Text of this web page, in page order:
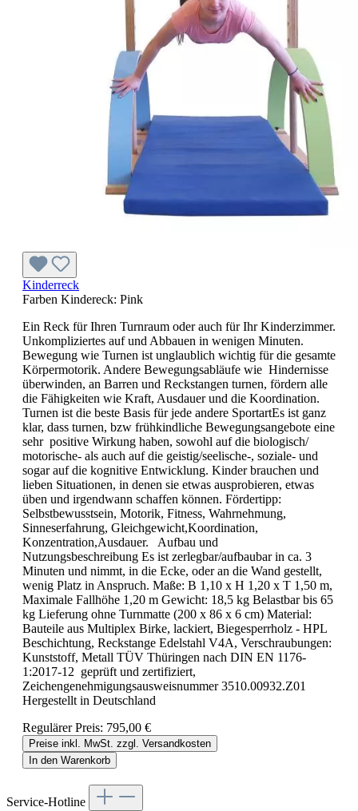
Kinderreck
Farben Kindereck: Pink
Ein Reck für Ihren Turnraum oder auch für Ihr Kinderzimmer.
Unkompliziertes auf und Abbauen in wenigen Minuten.
Bewegung wie Turnen ist unglaublich wichtig für die gesamte
Körpermotorik. Andere Bewegungsabläufe wie Hindernisse
überwinden, an Barren und Reckstangen turnen, fördern alle
die Fähigkeiten wie Kraft, Ausdauer und die Koordination.
Turnen ist die beste Basis für jede andere SportartEs ist ganz
klar, dass turnen, bzw frühkindliche Bewegungsangebote eine
sehr positive Wirkung haben, sowohl auf die biologisch/
motorische- als auch auf die geistig/seelische-, soziale- und
sogar auf die kognitive Entwicklung. Kinder brauchen und
lieben Situationen, in denen sie etwas ausprobieren, etwas
üben und irgendwann schaffen können. Fördertipp:
Selbstbewusstsein, Motorik, Fitness, Wahrnehmung,
Sinneserfahrung, Gleichgewicht,Koordination,
Konzentration,Ausdauer. Aufbau und
Nutzungsbeschreibung Es ist zerlegbar/aufbaubar in ca. 3
Minuten und nimmt, in die Ecke, oder an die Wand gestellt,
wenig Platz in Anspruch. Maße: B 1,10 x H 1,20 x T 1,50 m,
Maximale Fallhöhe 1,20 m Gewicht: 18,5 kg Belastbar bis 65
kg Lieferung ohne Turnmatte (200 x 86 x 6 cm) Material:
Bauteile aus Multiplex Birke, lackiert, Biegesperrholz - HPL
Beschichtung, Reckstange Edelstahl V4A, Verschraubungen:
Kunststoff, Metall TÜV Thüringen nach DIN EN 1176-
1:2017-12 geprüft und zertifiziert,
Zeichengenehmigungsausweisnummer 3510.00932.Z01
Hergestellt in Deutschland
Regulärer Preis: 795,00 €
Preise inkl. MwSt. zzgl. Versandkosten
In den Warenkorb
Service-Hotline